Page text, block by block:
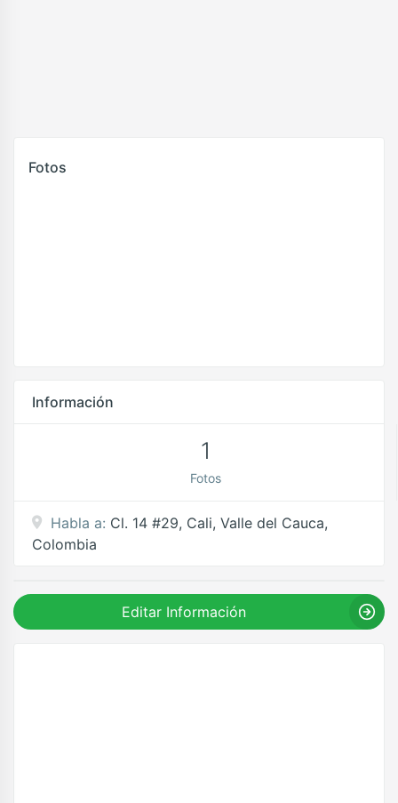
Fotos
Información
1
Fotos
Habla a: Cl. 14 #29, Cali, Valle del Cauca,
Colombia
Editar Información